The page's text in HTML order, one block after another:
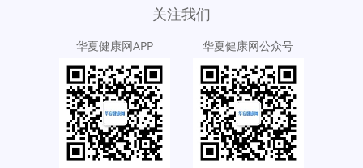
关注我们
华夏健康网APP 华夏健康网公众号